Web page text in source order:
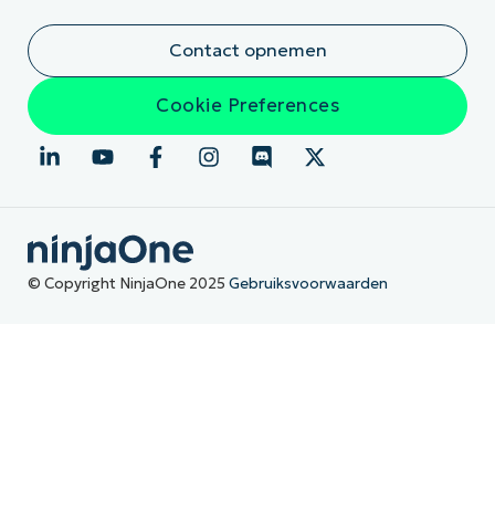
Contact opnemen
Cookie Preferences
© Copyright NinjaOne 2025 Gebruiksvoorwaarden